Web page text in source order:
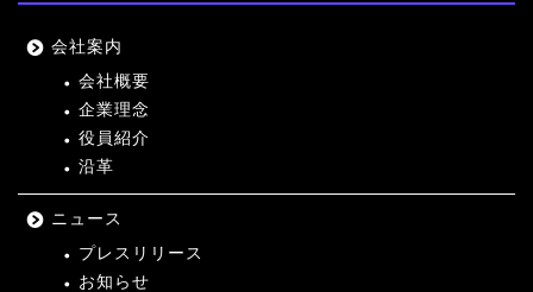
会社案内
会社概要
企業理念
役員紹介
沿革
ニュース
プレスリリース
お知らせ